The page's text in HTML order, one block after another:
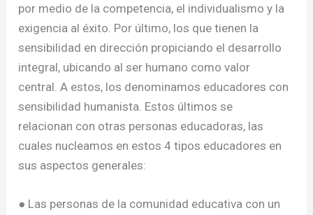
por medio de la competencia, el individualismo y la
exigencia al éxito. Por último, los que tienen la
sensibilidad en dirección propiciando el desarrollo
integral, ubicando al ser humano como valor
central. A estos, los denominamos educadores con
sensibilidad humanista. Estos últimos se
relacionan con otras personas educadoras, las
cuales nucleamos en estos 4 tipos educadores en
sus aspectos generales:
● Las personas de la comunidad educativa con un